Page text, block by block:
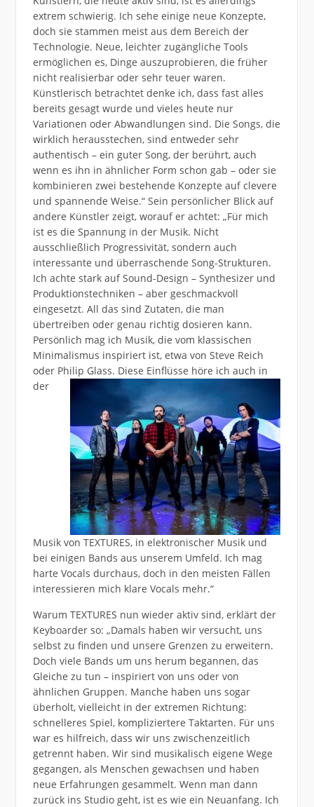
extrem schwierig. Ich sehe einige neue Konzepte,
doch sie stammen meist aus dem Bereich der
Technologie. Neue, leichter zugängliche Tools
ermöglichen es, Dinge auszuprobieren, die früher
nicht realisierbar oder sehr teuer waren.
Künstlerisch betrachtet denke ich, dass fast alles
bereits gesagt wurde und vieles heute nur
Variationen oder Abwandlungen sind. Die Songs, die
wirklich herausstechen, sind entweder sehr
authentisch – ein guter Song, der berührt, auch
wenn es ihn in ähnlicher Form schon gab – oder sie
kombinieren zwei bestehende Konzepte auf clevere
und spannende Weise.“ Sein persönlicher Blick auf
andere Künstler zeigt, worauf er achtet: „Für mich
ist es die Spannung in der Musik. Nicht
ausschließlich Progressivität, sondern auch
interessante und überraschende Song-Strukturen.
Ich achte stark auf Sound-Design – Synthesizer und
Produktionstechniken – aber geschmackvoll
eingesetzt. All das sind Zutaten, die man
übertreiben oder genau richtig dosieren kann.
Persönlich mag ich Musik, die vom klassischen
Minimalismus inspiriert ist, etwa von Steve Reich
oder Philip Glass. Diese Einflüsse höre ich auch in
der
Musik von TEXTURES, in elektronischer Musik und
bei einigen Bands aus unserem Umfeld. Ich mag
harte Vocals durchaus, doch in den meisten Fällen
interessieren mich klare Vocals mehr.“
Warum TEXTURES nun wieder aktiv sind, erklärt der
Keyboarder so: „Damals haben wir versucht, uns
selbst zu finden und unsere Grenzen zu erweitern.
Doch viele Bands um uns herum begannen, das
Gleiche zu tun – inspiriert von uns oder von
ähnlichen Gruppen. Manche haben uns sogar
überholt, vielleicht in der extremen Richtung:
schnelleres Spiel, kompliziertere Taktarten. Für uns
war es hilfreich, dass wir uns zwischenzeitlich
getrennt haben. Wir sind musikalisch eigene Wege
gegangen, als Menschen gewachsen und haben
neue Erfahrungen gesammelt. Wenn man dann
zurück ins Studio geht, ist es wie ein Neuanfang. Ich